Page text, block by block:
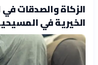
الزكاة والصدقات في
الخيرية في